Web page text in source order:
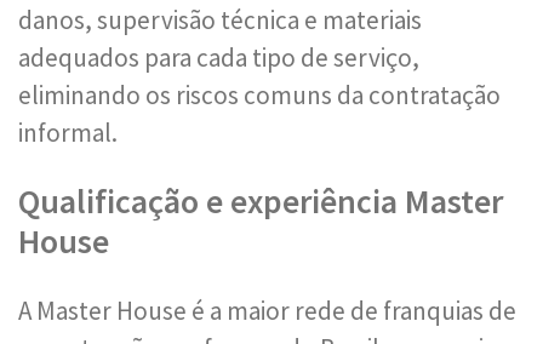
danos, supervisão técnica e materiais
adequados para cada tipo de serviço,
eliminando os riscos comuns da contratação
informal.
Qualificação e experiência Master
House
A Master House é a maior rede de franquias de